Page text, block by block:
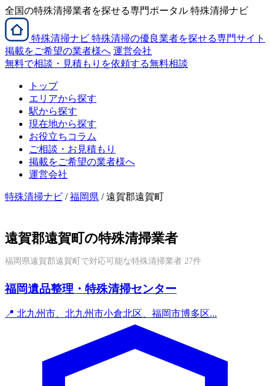
全国の特殊清掃業者を探せる専門ポータル 特殊清掃ナビ
特殊清掃ナビ 特殊清掃の優良業者を探せる専門サイト
掲載をご希望の業者様へ 運営会社
無料で相談・見積もりを依頼する無料相談
トップ
エリアから探す
駅から探す
現在地から探す
お役立ちコラム
ご相談・お見積もり
掲載をご希望の業者様へ
運営会社
特殊清掃ナビ /福岡県 / 遠賀郡遠賀町
遠賀郡遠賀町の特殊清掃業者
福岡県遠賀郡遠賀町で対応可能な特殊清掃業者 27件
福岡遺品整理・特殊清掃センター
📍 北九州市、北九州市小倉北区、福岡市博多区...